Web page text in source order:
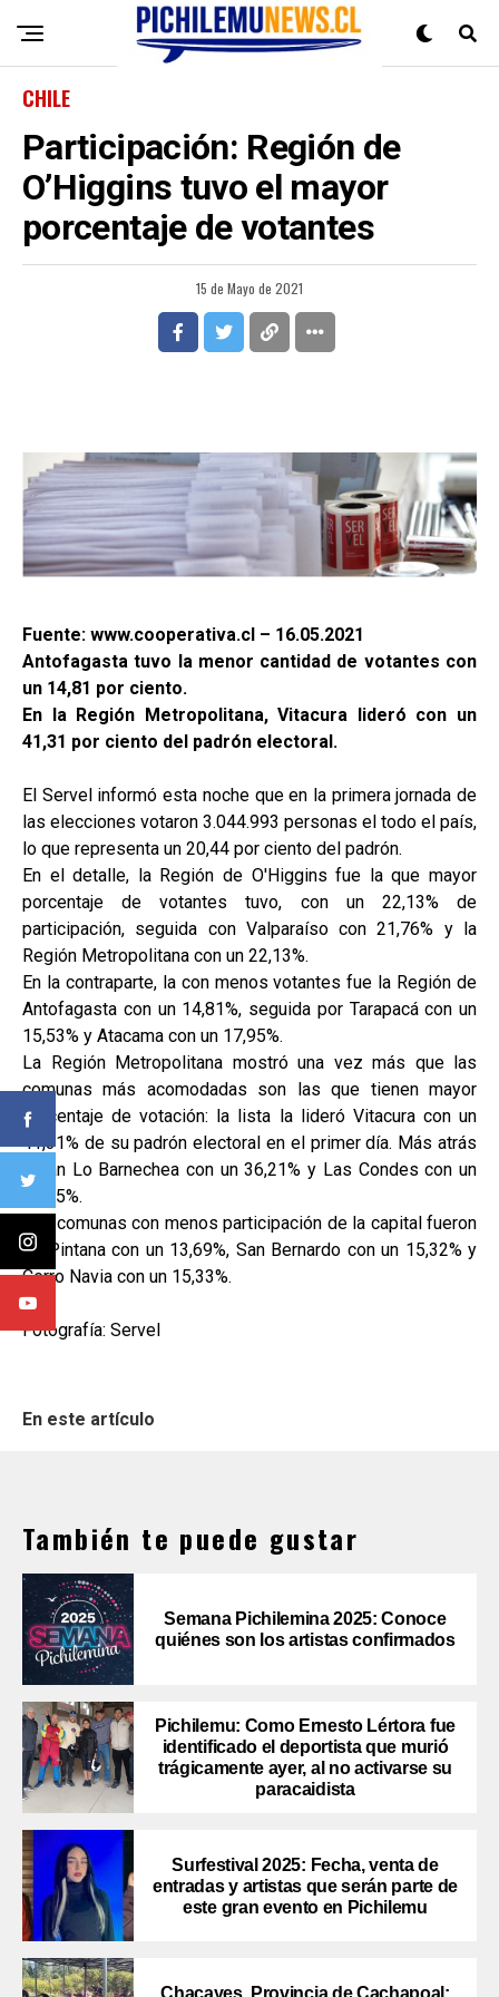
CHILE
Participación: Región de
O’Higgins tuvo el mayor
porcentaje de votantes
15 de Mayo de 2021
Fuente: www.cooperativa.cl – 16.05.2021
Antofagasta tuvo la menor cantidad de votantes con
un 14,81 por ciento.
En la Región Metropolitana, Vitacura lideró con un
41,31 por ciento del padrón electoral.
El Servel informó esta noche que en la primera jornada de
las elecciones votaron 3.044.993 personas el todo el país,
lo que representa un 20,44 por ciento del padrón.
En el detalle, la Región de O'Higgins fue la que mayor
porcentaje de votantes tuvo, con un 22,13% de
participación, seguida con Valparaíso con 21,76% y la
Región Metropolitana con un 22,13%.
En la contraparte, la con menos votantes fue la Región de
Antofagasta con un 14,81%, seguida por Tarapacá con un
15,53% y Atacama con un 17,95%.
La Región Metropolitana mostró una vez más que las
comunas más acomodadas son las que tienen mayor
porcentaje de votación: la lista la lideró Vitacura con un
41,31% de su padrón electoral en el primer día. Más atrás
están Lo Barnechea con un 36,21% y Las Condes con un
34,25%.
Las comunas con menos participación de la capital fueron
La Pintana con un 13,69%, San Bernardo con un 15,32% y
Cerro Navia con un 15,33%.
Fotografía: Servel
En este artículo
También te puede gustar
Semana Pichilemina 2025: Conoce
quiénes son los artistas confirmados
Pichilemu: Como Ernesto Lértora fue
identificado el deportista que murió
trágicamente ayer, al no activarse su
paracaidista
Surfestival 2025: Fecha, venta de
entradas y artistas que serán parte de
este gran evento en Pichilemu
Chacayes, Provincia de Cachapoal: